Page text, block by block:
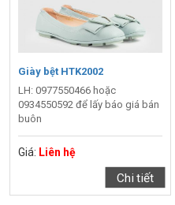
Giày bệt HTK2002
LH: 0977550466 hoặc
0934550592 để lấy báo giá bán
buôn
Giá: Liên hệ
Chi tiết